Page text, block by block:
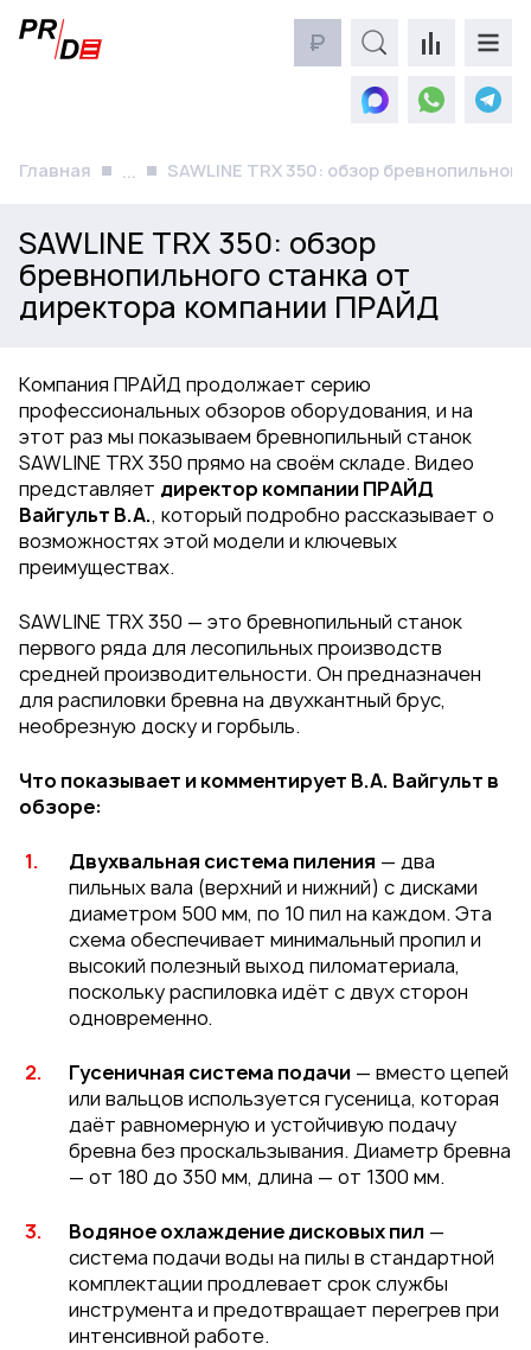
₽
Главная ... SAWLINE TRX 350: обзор
SAWLINE TRX 350: обзор
бревнопильного станка от
директора компании ПРАЙД
Компания ПРАЙД продолжает серию
профессиональных обзоров оборудования, и на
этот раз мы показываем бревнопильный станок
SAWLINE TRX 350 прямо на своём складе. Видео
представляет директор компании ПРАЙД
Вайгульт В.А., который подробно рассказывает о
возможностях этой модели и ключевых
преимуществах.
SAWLINE TRX 350 — это бревнопильный станок
первого ряда для лесопильных производств
средней производительности. Он предназначен
для распиловки бревна на двухкантный брус,
необрезную доску и горбыль.
Что показывает и комментирует В.А. Вайгульт в
обзоре:
Двухвальная система пиления — два
пильных вала (верхний и нижний) с дисками
диаметром 500 мм, по 10 пил на каждом. Эта
схема обеспечивает минимальный пропил и
высокий полезный выход пиломатериала,
поскольку распиловка идёт с двух сторон
одновременно.
Гусеничная система подачи— вместо цепей
или вальцов используется гусеница, которая
даёт равномерную и устойчивую подачу
бревна без проскальзывания. Диаметр бревна
— от 180 до 350 мм, длина — от 1300 мм.
Водяное охлаждение дисковых пил—
система подачи воды на пилы в стандартной
комплектации продлевает срок службы
инструмента и предотвращает перегрев при
интенсивной работе.